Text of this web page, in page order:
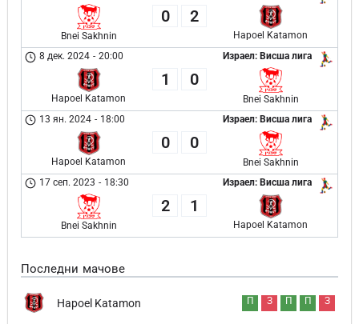
Bnei Sakhnin
0 2
Hapoel Katamon
Израел: Висша лига
8 дек. 2024 - 20:00
Hapoel Katamon
1 0
Bnei Sakhnin
Израел: Висша лига
13 ян. 2024 - 18:00
Hapoel Katamon
0 0
Bnei Sakhnin
Израел: Висша лига
17 сеп. 2023 - 18:30
Bnei Sakhnin
2 1
Hapoel Katamon
Последни мачове
Hapoel Katamon П З П П З